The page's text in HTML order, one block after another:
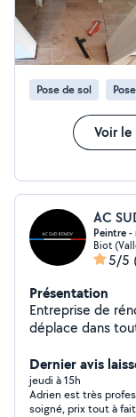
Pose de sol
Voir
AC
Peintre
Biot
5/5
Présentation
Entreprise de rénovation
déplace dans tout le 06. Devis
sur Instagram :
Dernier avis
jeudi à 15h
Adrien est très
soigné, prix tout à